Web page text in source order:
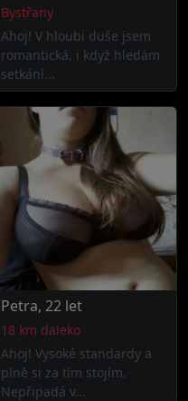
Bystřany
Ahoj! V hloubi duše jsem
romantická, i když hledám
setkání...
Petra, 22 let
18 km daleko
Ahoj! Vysoké standardy a
plně si za tím stojím.
Nepřipadá v...